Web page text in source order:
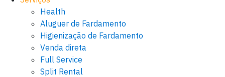
Health
Aluguer de Fardamento
Higienização de Fardamento
Venda direta
Full Service
Split Rental